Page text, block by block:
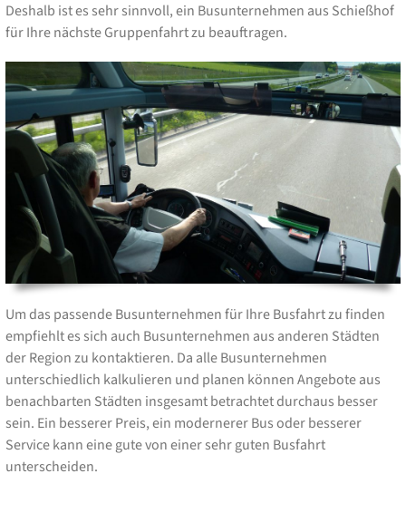
Deshalb ist es sehr sinnvoll, ein Busunternehmen aus Schießhof
für Ihre nächste Gruppenfahrt zu beauftragen.
Um das passende Busunternehmen für Ihre Busfahrt zu finden
empfiehlt es sich auch Busunternehmen aus anderen Städten
der Region zu kontaktieren. Da alle Busunternehmen
unterschiedlich kalkulieren und planen können Angebote aus
benachbarten Städten insgesamt betrachtet durchaus besser
sein. Ein besserer Preis, ein modernerer Bus oder besserer
Service kann eine gute von einer sehr guten Busfahrt
unterscheiden.